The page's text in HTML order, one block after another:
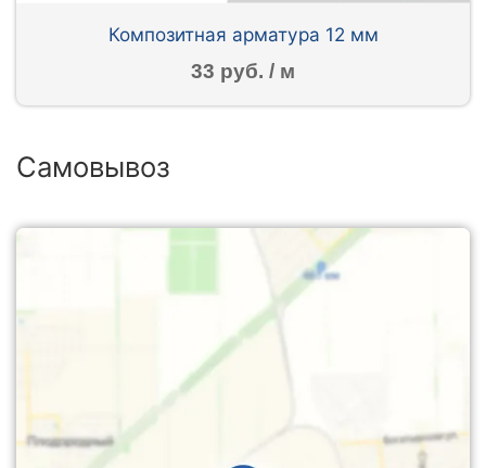
Композитная арматура 12 мм
33 руб. / м
Самовывоз